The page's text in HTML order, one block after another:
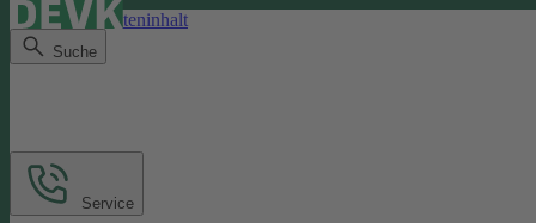
Direkt zum Seiteninhalt
Suche
Service